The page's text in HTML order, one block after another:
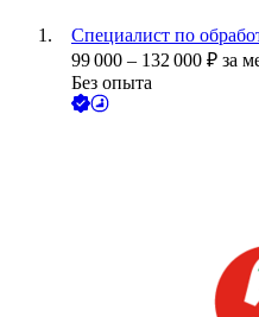
Специалист по
99 000 – 132 000 ₽ за
Без опыта